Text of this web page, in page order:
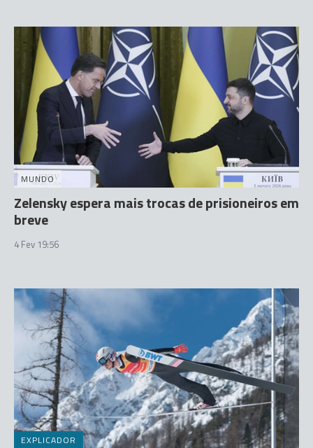
MUNDO
Zelensky espera mais trocas de prisioneiros em
breve
4 Fev 19:56
EXPLICADOR